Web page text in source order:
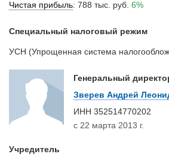
Чистая прибыль: 788 тыс. руб. 6%
Специальный налоговый режим
УСН (Упрощенная система
Генеральный
Зверев Андрей
ИНН 352514770202
с 22 марта 2013 г.
Учредитель